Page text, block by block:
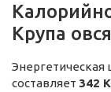
Крупа
Энергетическая
составляет 342